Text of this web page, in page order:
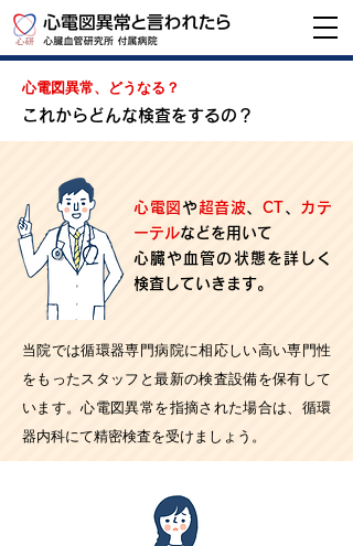
心電図異常、どうなる？
これからどんな検査をするの？
心電図 や超音波、CT、
カテ
ーテルなどを用いて
心臓や血管の状態を詳しく
検査していきます。
当院では循環器専門病院に相応しい高い専門性
をもったスタッフと最新の検査設備を保有して
います。心電図異常を指摘された場合は、循環
器内科にて精密検査を受けましょう。